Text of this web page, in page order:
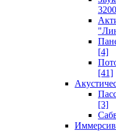
3200
[4]
[41]
[3]